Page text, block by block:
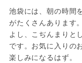
池袋には、朝の時間
がたくさんあります
よし、こぢんまりと
です。お気に入りの
楽しみになるはず。